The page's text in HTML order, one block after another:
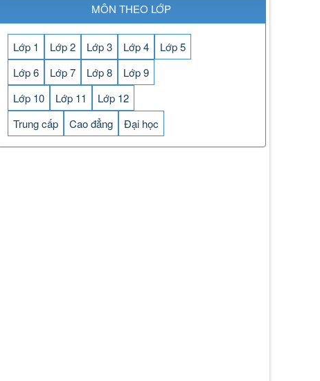
MÔN THEO LỚP
Lớp 1 Lớp 2 Lớp 3 Lớp 4
Lớp 5
Lớp 6
Lớp 7 Lớp 8
Lớp 9
Lớp 10
Lớp 11
Lớp 12
Trung cấp
Cao đẳng Đại học